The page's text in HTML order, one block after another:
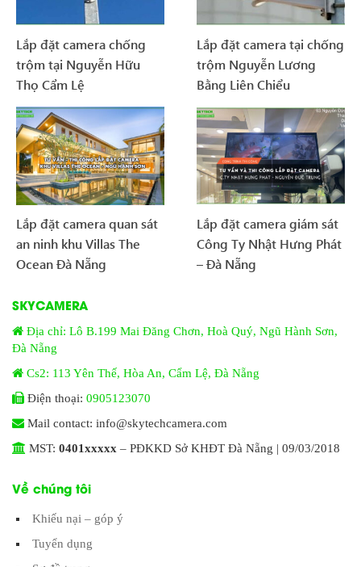
Lắp đặt camera chống
trộm tại Nguyễn Hữu
Thọ Cẩm Lệ
Lắp đặt camera tại chống
trộm Nguyễn Lương
Bằng Liên Chiểu
Lắp đặt camera quan sát
an ninh khu Villas The
Ocean Đà Nẵng
Lắp đặt camera giám sát
Công Ty Nhật Hưng Phát
– Đà Nẵng
SKYCAMERA
Địa chỉ: Lô B.199 Mai Đăng Chơn, Hoà Quý, Ngũ Hành Sơn,
Đà Nẵng
Cs2: 113 Yên Thế, Hòa An, Cẩm Lệ, Đà Nẵng
Điện thoại: 0905123070
Mail contact: info@skytechcamera.com
MST: 0401xxxxx – PĐKKD Sở KHĐT Đà Nẵng | 09/03/2018
Về chúng tôi
Khiếu nại – góp ý
Tuyển dụng